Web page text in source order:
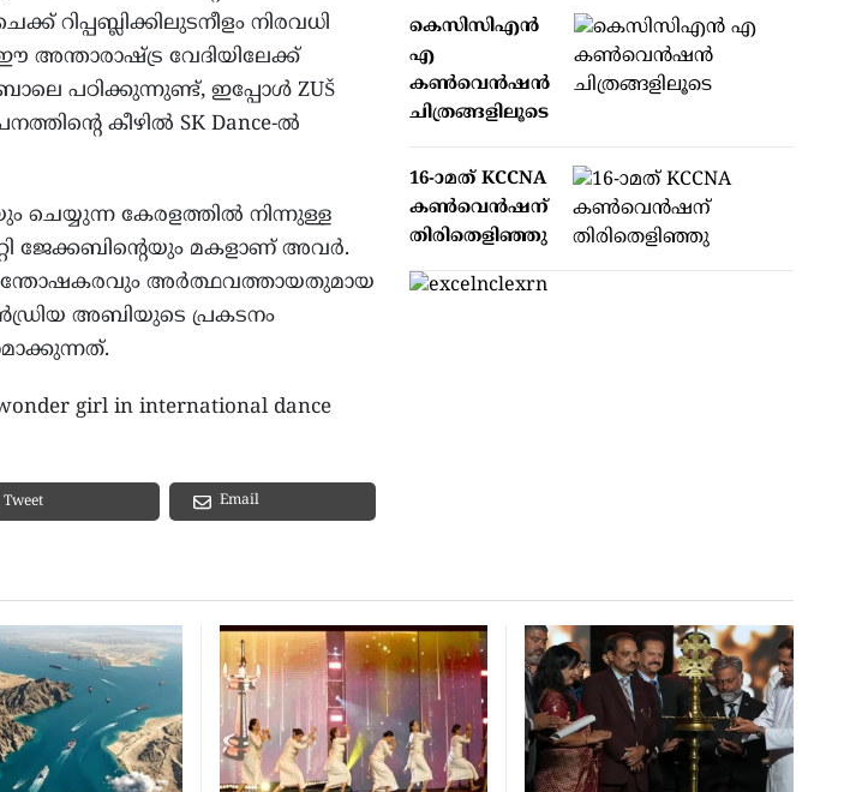
റിപ്പബ്ലിക്കിലുടനീളം നിരവധി
വേദിയിലേക്ക്
പഠിക്കുന്നുണ്ട്, ഇപ്പോൾ ZUŠ
കീഴിൽ SK Dance-ൽ
കേരളത്തിൽ നിന്നുള്ള
ജേക്കബിന്റെയും മകളാണ് അവർ.
അർത്ഥവത്തായതുമായ
അബിയുടെ പ്രകടനം
girl in international dance
Tweet Email
കെസിസിഎൻ
എ
കൺവെൻഷൻ
ചിത്രങ്ങളിലൂടെ
16-ാമത് KCCNA
കൺവെൻഷന്
തിരിതെളിഞ്ഞു